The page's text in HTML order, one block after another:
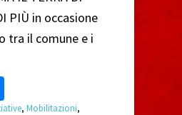
PIÙ in occasione
tra il comune e i
, Mobilitazioni,